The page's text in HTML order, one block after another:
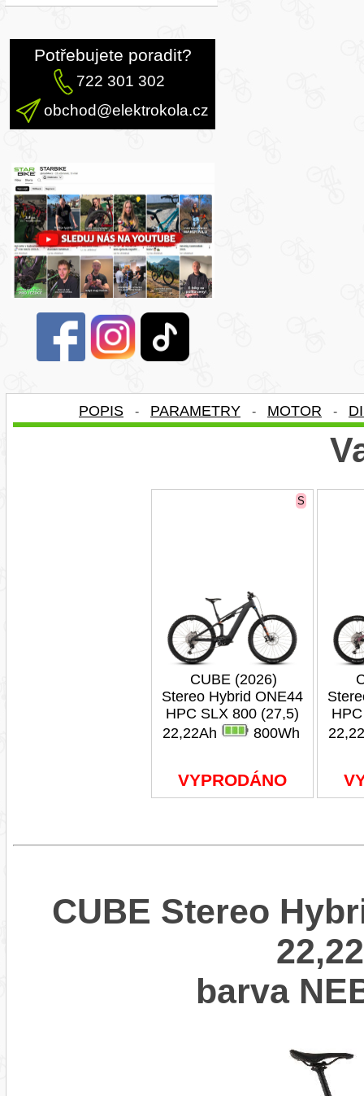
Potřebujete poradit?
722 301 302
obchod@elektrokola.cz
POPIS - PARAMETRY - MOTOR -
S
CUBE (2026)
Stereo Hybrid ONE44
HPC SLX 800 (27,5)
22,22Ah
800Wh
VYPRODÁNO
CUBE Stereo
barva